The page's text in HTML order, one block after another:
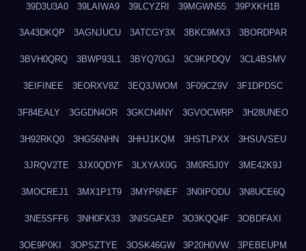
39D3U3A0 39LAIWA9 39LCYZRI 39MGWN55 39PXKH1B
3A43DKQP 3AGNJUCU 3ATCGY3X 3BKC9MX3 3BORDPAR
3BVH0QRQ 3BWP93L1 3BYQ70GJ 3C9KPDQV 3CL4BSMV
3EIFINEE 3EORXV8Z 3EQ3JWOM 3F09CZ9V 3F1DPDSC
3F84EALY 3GGDN4OR 3GKCN4NY 3GVOCWRP 3H28UNEO
3H92RKQ0 3HG56NHN 3HHJ1KQM 3HSTLPXX 3HSUVSEU
3JRQV2TE 3JX0QDYF 3LXYAX0G 3M0R5J0Y 3ME42K9J
3MOCREJ1 3MX1P1T9 3MYP6NEF 3N0IPODU 3N8UCE6Q
3NE5SFF6 3NH0FX33 3NISGAEP 3O3KQQ4F 3OBDFAXI
3OE9P0KI 3OPSZTYE 3OSK46GW 3P20H0VW 3PEBEUPM